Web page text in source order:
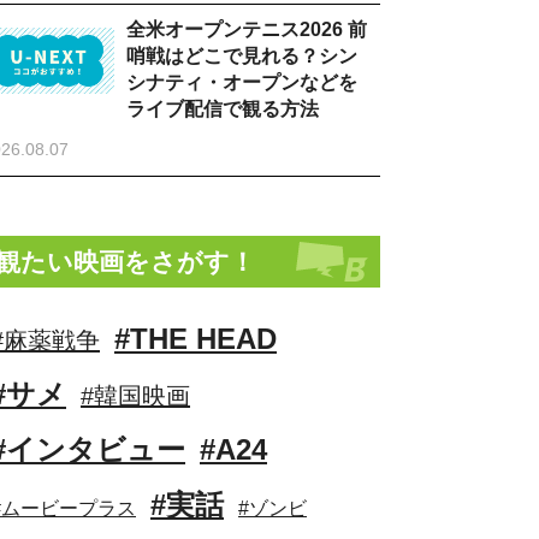
全米オープンテニス2026 前
哨戦はどこで見れる？シン
シナティ・オープンなどを
ライブ配信で観る方法
たい映画をさがす！
薬戦争 #THE HEAD
サメ
#韓国映画
インタビュー #A24
ービープラス #実話 #ゾンビ